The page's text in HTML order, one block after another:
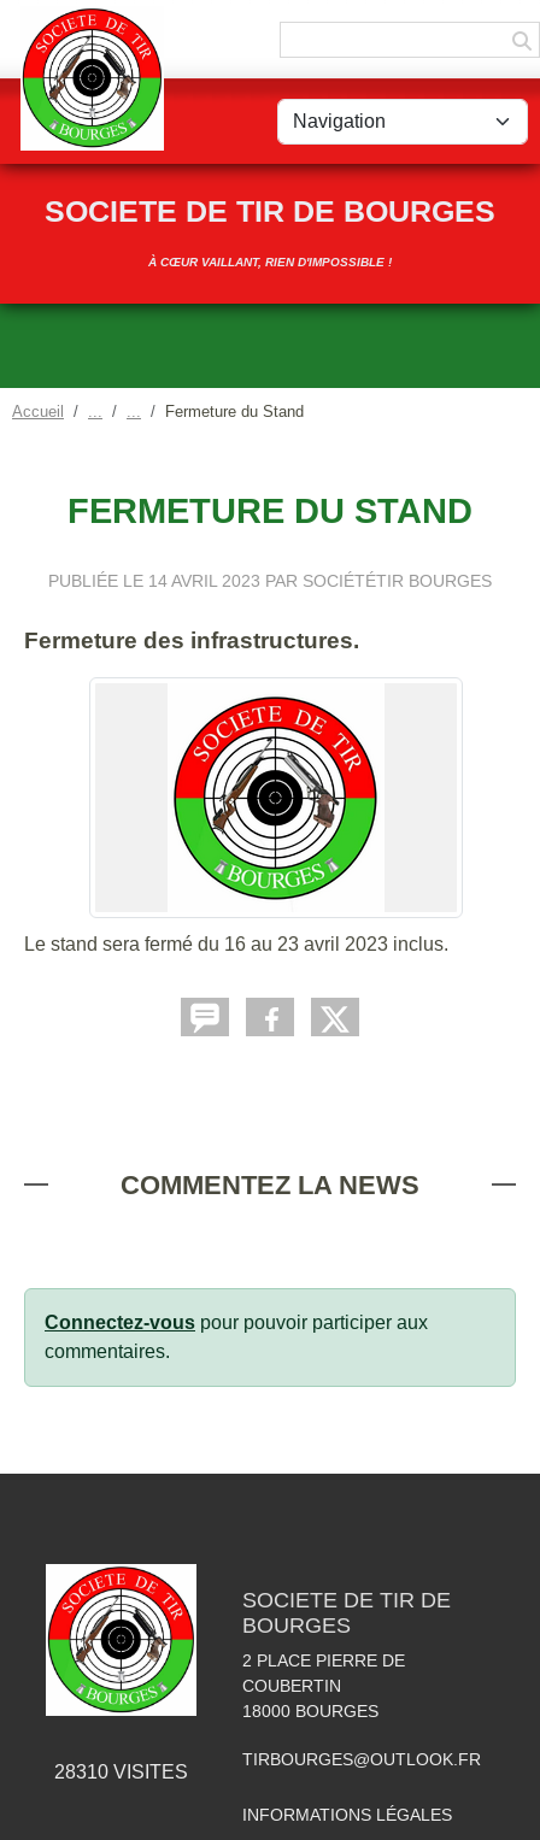
SOCIETE DE TIR DE BOURGES
À CŒUR VAILLANT, RIEN D'IMPOSSIBLE !
Accueil Fermeture du Stand
FERMETURE DU STAND
PUBLIÉE LE 14 AVRIL 2023 PAR SOCIÉTÉTIR BOURGES
Fermeture des infrastructures.
Le stand sera fermé du 16 au 23 avril 2023 inclus.
COMMENTEZ LA NEWS
Connectez-vous pour pouvoir participer aux
commentaires.
28310VISITES
SOCIETE DE TIR DE
BOURGES
2 PLACE PIERRE DE
COUBERTIN
18000 BOURGES
TIRBOURGES@OUTLOOK.FR
INFORMATIONS LÉGALES
Panneau de gestion des cookies